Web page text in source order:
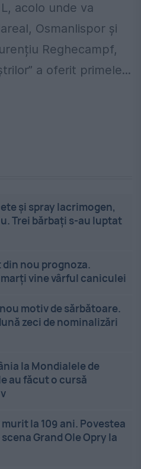
acolo unde va
Osmanlispor și
Reghecampf,
a oferit primele...
și spray lacrimogen,
Trei bărbați s-au luptat
din nou prognoza.
vine vârful caniculei
motiv de sărbătoare.
zeci de nominalizări
la Mondialele de
au făcut o cursă
la 109 ani. Povestea
Grand Ole Opry la